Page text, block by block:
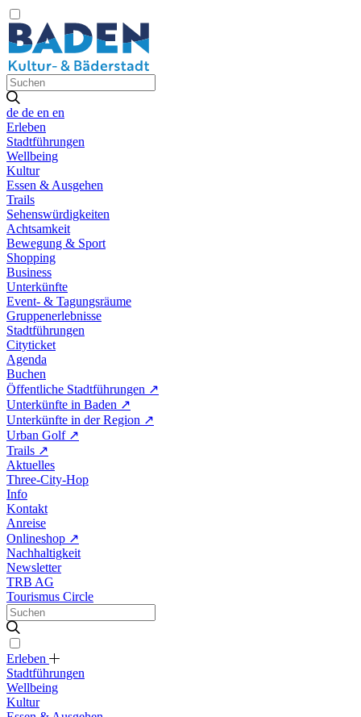
de de en en
Erleben
Stadtführungen
Wellbeing
Kultur
Essen & Ausgehen
Trails
Sehenswürdigkeiten
Achtsamkeit
Bewegung & Sport
Shopping
Business
Unterkünfte
Event- & Tagungsräume
Gruppenerlebnisse
Stadtführungen
Cityticket
Agenda
Buchen
Öffentliche Stadtführungen ↗
Unterkünfte in Baden ↗
Unterkünfte in der Region ↗
Urban Golf ↗
Trails ↗
Aktuelles
Three-City-Hop
Info
Kontakt
Anreise
Onlineshop ↗
Nachhaltigkeit
Newsletter
TRB AG
Tourismus Circle
Erleben
Stadtführungen
Wellbeing
Kultur